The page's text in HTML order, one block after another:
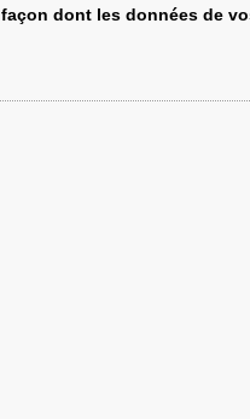
façon dont les données de